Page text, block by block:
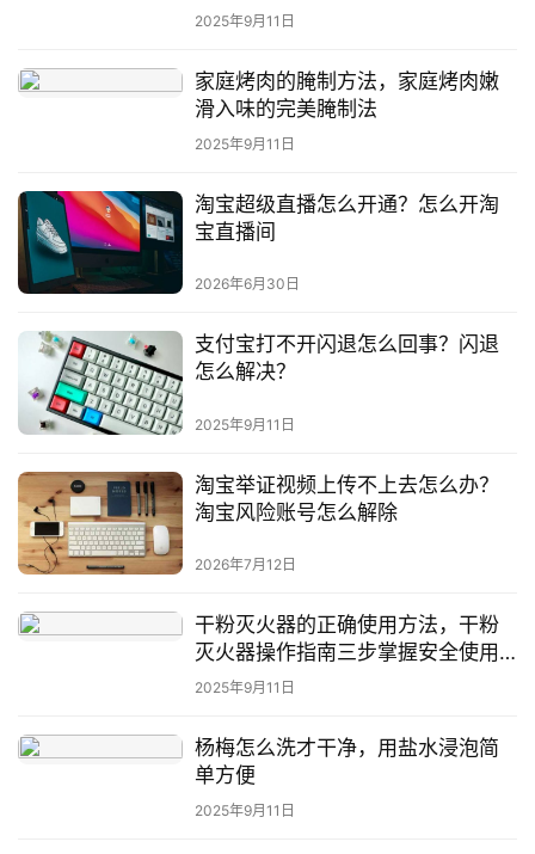
短)
2025年9月11日
家庭烤肉的腌制方法，家庭烤肉嫩
滑入味的完美腌制法
2025年9月11日
淘宝超级直播怎么开通？怎么开淘
宝直播间
2026年6月30日
支付宝打不开闪退怎么回事？闪退
怎么解决？
2025年9月11日
淘宝举证视频上传不上去怎么办？
淘宝风险账号怎么解除
2026年7月12日
干粉灭火器的正确使用方法，干粉
灭火器操作指南三步掌握安全使用
要点
2025年9月11日
杨梅怎么洗才干净，用盐水浸泡简
单方便
2025年9月11日